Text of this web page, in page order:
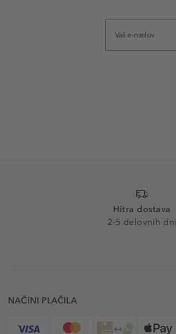
Hitra dostava
2-5 delovnih dni
NAČINI PLAČILA